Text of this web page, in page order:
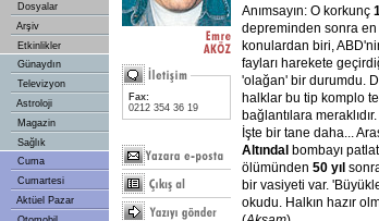
Dosyalar
Arşiv
Etkinlikler
Günaydın
Televizyon
Astroloji
Magazin
Sağlık
Cuma
Cumartesi
Aktüel Pazar
Fax:
0212 354 36 19
Anımsayın: O korkunç
depreminden sonra
konulardan biri,
fayları harekete
'olağan' bir durumdu.
halklar bu tip komplo
bağlantılara meraklıdır.
İşte bir tane daha...
Altındal bombayı
ölümünden 50 yıl
bir vasiyeti var.
okudu. Halkın hazır